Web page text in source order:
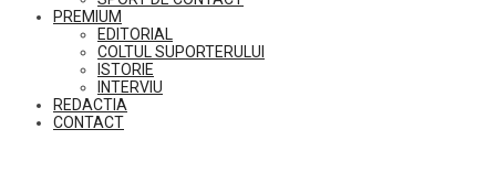
PREMIUM
EDITORIAL
COLTUL SUPORTERULUI
ISTORIE
INTERVIU
REDACTIA
CONTACT